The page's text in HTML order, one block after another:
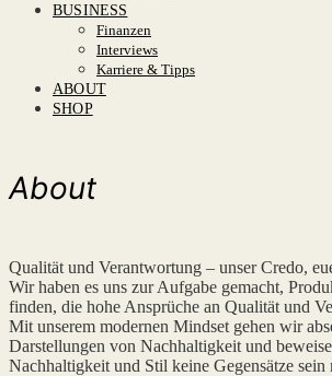
BUSINESS
Finanzen
Interviews
Karriere & Tipps
ABOUT
SHOP
About
Qualität und Verantwortung – unser Credo,
Wir haben es uns zur Aufgabe gemacht,
finden, die hohe Ansprüche an Qualität und
Mit unserem modernen Mindset gehen wir
Darstellungen von Nachhaltigkeit und
Nachhaltigkeit und Stil keine Gegensätze sein